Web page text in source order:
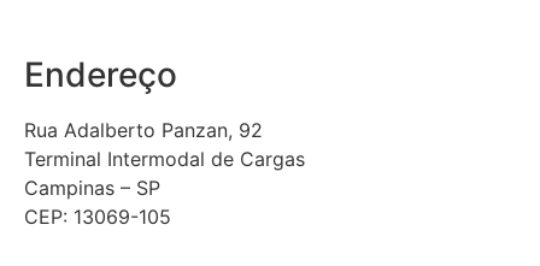
Endereço
Rua Adalberto Panzan, 92
Terminal Intermodal de Cargas
Campinas – SP
CEP: 13069-105